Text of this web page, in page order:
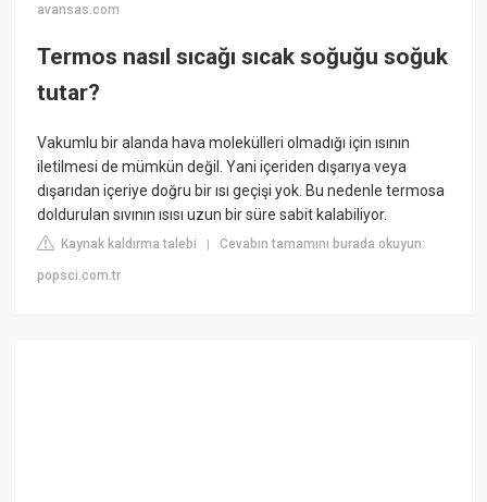
avansas.com
Termos nasıl sıcağı sıcak soğuğu soğuk
tutar?
Vakumlu bir alanda hava molekülleri olmadığı için ısının
iletilmesi de mümkün değil. Yani içeriden dışarıya veya
dışarıdan içeriye doğru bir ısı geçişi yok. Bu nedenle termosa
doldurulan sıvının ısısı uzun bir süre sabit kalabiliyor.
Kaynak kaldırma talebi |Cevabın tamamını burada okuyun:
popsci.com.tr